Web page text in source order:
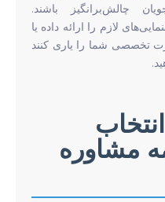
چالش‌برانگیز باشند.
لازم را ارائه داده یا
تخصصی شما را یاری کنند
مشاوره